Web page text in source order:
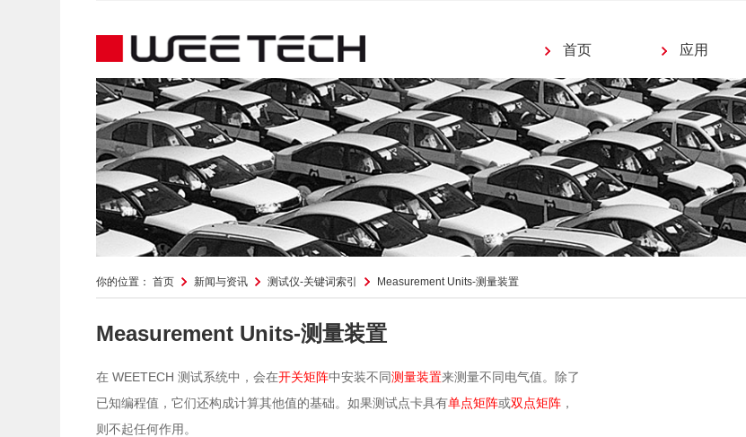
首页 应用
你的位置：首页 新闻与资讯 测试仪-关键词索引 Measurement Units-测量装置
Measurement Units-测量装置
在 WEETECH测试系统中，会在开关矩阵中安装不同测量装置来测量不同电气值。除了
已知编程值，它们还构成计算其他值的基础。如果测试点卡具有单点矩阵或双点矩阵 ，
则不起任何作用。